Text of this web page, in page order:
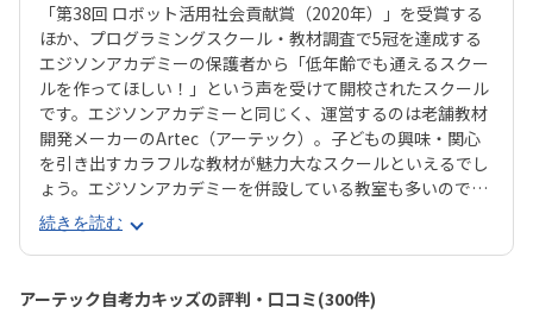
「第38回 ロボット活用社会貢献賞（2020年）」を受賞する
ほか、プログラミングスクール・教材調査で5冠を達成する
エジソンアカデミーの保護者から「低年齢でも通えるスクー
ルを作ってほしい！」という声を受けて開校されたスクール
です。エジソンアカデミーと同じく、運営するのは老舗教材
開発メーカーのArtec（アーテック）。子どもの興味・関心
を引き出すカラフルな教材が魅力大なスクールといえるでし
ょう。エジソンアカデミーを併設している教室も多いので、
年齢が上がっても同系列の教室に通い続けられるのが魅力で
す。授業は1ヶ月に4回で、60分ずつ。推奨年齢は年長〜小3
で、授業を通して集中力や創造力を育みます。カリキュラム
はブロックを使った図形パズルに取り組む「パズル」、ロボ
ットを組み立てて動かす「ロボット」、パソコンを使ってロ
続きを読む
アーテック自考力キッズの評判・口コミ(300件)